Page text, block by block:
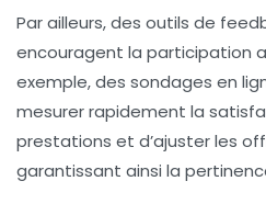
Par ailleurs, des outils de
encouragent la participation
exemple, des sondages en
mesurer rapidement la
prestations et d’ajuster les
garantissant ainsi la